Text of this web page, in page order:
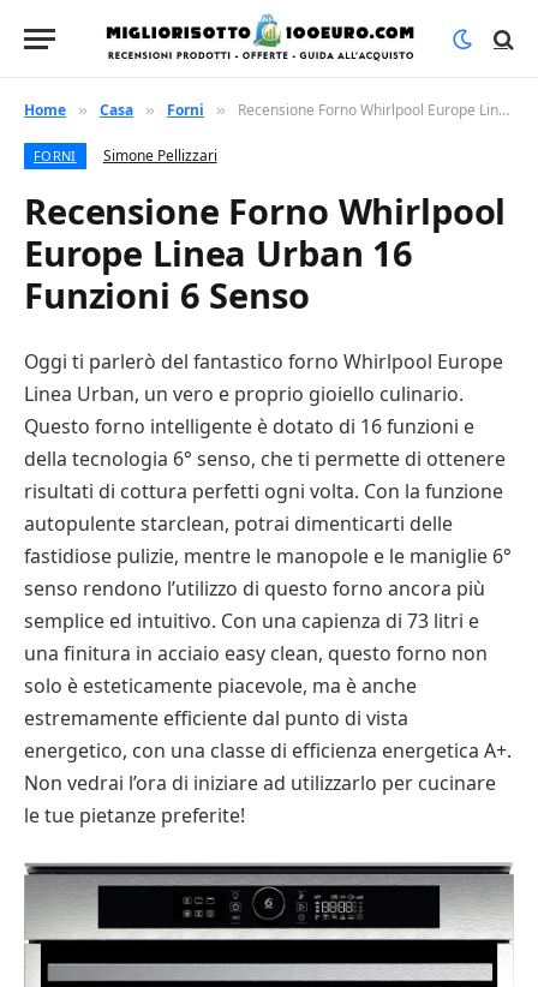
Home » Casa » Forni » Recensione Forno Whirlpool Europe Linea Urban 16 Funzioni 6 Senso
FORNI Simone Pellizzari
Recensione Forno Whirlpool
Europe Linea Urban 16
Funzioni 6 Senso
Oggi ti parlerò del fantastico forno Whirlpool Europe
Linea Urban, un vero e proprio gioiello culinario.
Questo forno intelligente è dotato di 16 funzioni e
della tecnologia 6° senso, che ti permette di ottenere
risultati di cottura perfetti ogni volta. Con la funzione
autopulente starclean, potrai dimenticarti delle
fastidiose pulizie, mentre le manopole e le maniglie 6°
senso rendono l’utilizzo di questo forno ancora più
semplice ed intuitivo. Con una capienza di 73 litri e
una finitura in acciaio easy clean, questo forno non
solo è esteticamente piacevole, ma è anche
estremamente efficiente dal punto di vista
energetico, con una classe di efficienza energetica A+.
Non vedrai l’ora di iniziare ad utilizzarlo per cucinare
le tue pietanze preferite!